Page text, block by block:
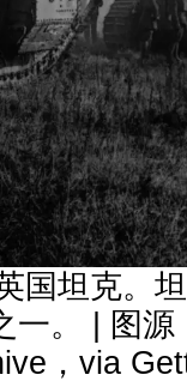
国坦克。
一。 | 图
，via